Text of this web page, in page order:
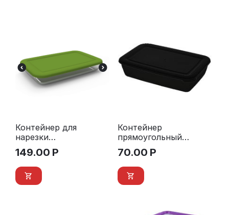
Контейнер для
нарезки
прямоугольный Лайт
1,2л (зеленый)
149.00 Р
Контейнер
прямоугольный
«Лайт» 0,45 л. FULL
BLACK черная
крышка, черный
лоток
70.00 Р